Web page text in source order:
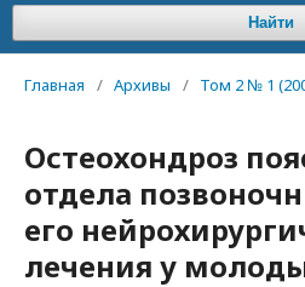
Найти
Главная / Архивы / Том 2 № 1
Остеохондроз
отдела
его
лечения у